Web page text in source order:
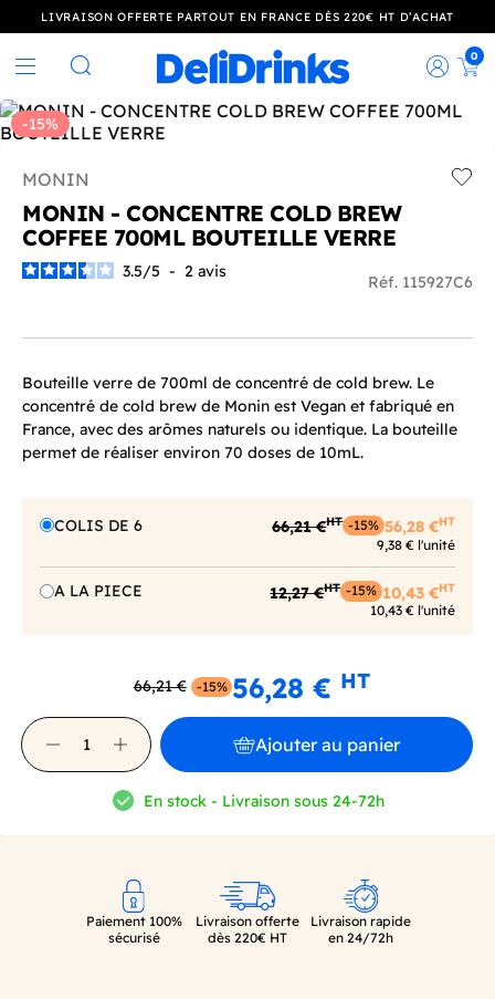
LIVRAISON OFFERTE PARTOUT EN FRANCE DÈS 220€ HT D’ACHAT
Rechercher
0
-15%
MONIN
MONIN - CONCENTRE COLD BREW
COFFEE 700ML BOUTEILLE VERRE
3.5/5 - 2 avis
Réf. 115927C6
Bouteille verre de 700ml de concentré de cold brew. Le
concentré de cold brew de Monin est Vegan et fabriqué en
France, avec des arômes naturels ou identique. La bouteille
permet de réaliser environ 70 doses de 10mL.
COLIS DE 6 66,21 €HT -15% 56,28 €HT
9,38 € l'unité
A LA PIECE 12,27 €HT -15% 10,43 €HT
10,43 € l'unité
66,21 € -15% 56,28 € HT
Ajouter au panier
En stock - Livraison sous 24-72h
Paiement 100%
sécurisé
Livraison offerte
dès 220€ HT
Livraison rapide
en 24/72h